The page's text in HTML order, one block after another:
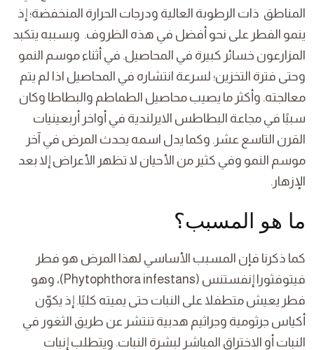
المناطق ذات الرطوبة العالية ودرجات الحرارة المنخفضة؛ إذ
ينمو الفطر على نحو أفضل في هذه الظروف. وبسببه يتكبد
المزارعون خسائر كبيرة في المحاصيل. في أثناء موسم النمو
وحتى فترة التخزين؛ لسرعة انتشاره في المحاصيل اذا لم يتم
معالجته. وأكثر ما يصيب محاصيل الطماطم والبطاطا وكان
سببًا في مجاعة البطاطس الايرلندية في أواخر أربعينيات
القرن التاسع عشر. وكما يدل اسمه يحدث المرض في آخر
موسم النمو وفي كثير من الأحيان لا تظهر الأعراض إلا بعد
الإزهار.
ما هو المسبب؟
كما ذكرنا فإن المسبب الأساسي لهذا المرض هو فطر
فيتوفثورا إنفستنس (Phytophthora infestans)، وهو
فطر يعيش متطفلا على النبات حتى يميته كليًا. إذ يكوّن
أكياس جرثومية وجراثيم هدبية تنتشر عن طريق الثغور في
النبات أو الاختراق المباشر لبشرة النبات. ويتطلب إنبات